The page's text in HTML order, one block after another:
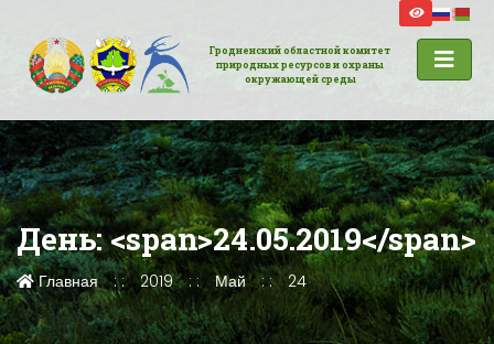
Гродненский областной комитет
природных ресурсов и охраны
окружающей среды
День: <span>24.05.2019</span>
Главная 2019 Май 24